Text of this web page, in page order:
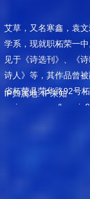
艾草，又名寒鑫，袁
学系，现就职柘荣一
见于《诗选刊》、《
诗人》等，其作品曾
省柘荣县荣华路92号
g.sina.com.cn/
IP归属地: IP未知